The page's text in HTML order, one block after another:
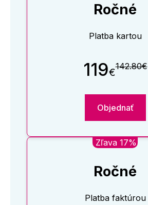
Ročné
Platba kartou
119€142.80€
Objednať
Zľava 17%
Ročné
Platba faktúrou